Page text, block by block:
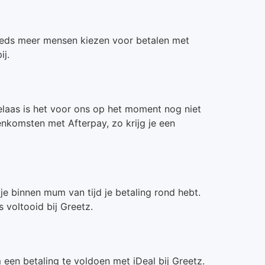
meer mensen kiezen voor betalen met
is het voor ons op het moment nog niet
met Afterpay, zo krijg je een
binnen mum van tijd je betaling rond hebt.
voltooid bij Greetz.
betaling te voldoen met iDeal bij Greetz.